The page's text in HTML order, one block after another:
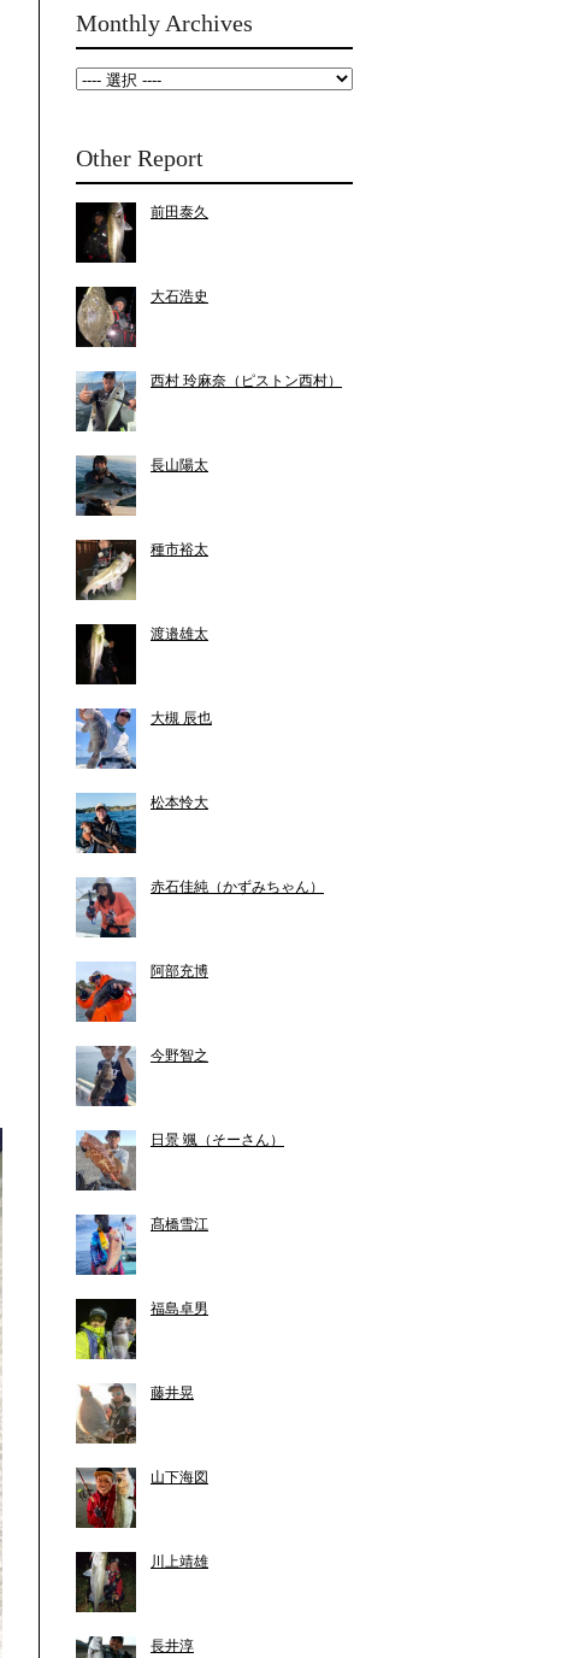
Monthly Archives
Other Report
前田泰久
大石浩史
西村 玲麻奈（ピストン西村）
長山陽太
種市裕太
渡邉雄太
大槻 辰也
松本怜大
赤石佳純（かずみちゃん）
阿部充博
今野智之
日景 颯（そーさん）
髙橋雪江
福島卓男
藤井晃
山下海図
川上靖雄
長井淳